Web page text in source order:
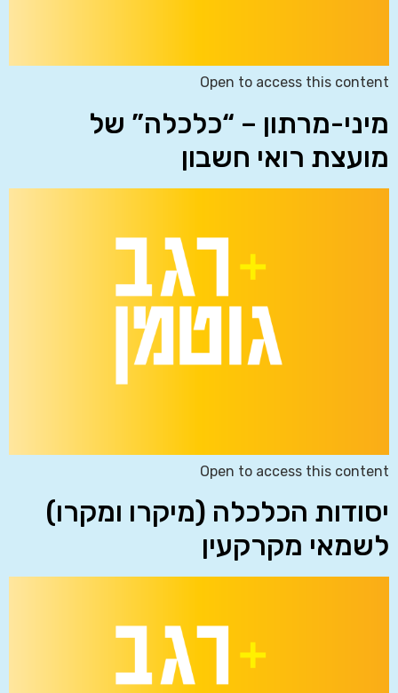
Open to access this content
מיני-מרתון – “כלכלה” של
מועצת רואי חשבון
Open to access this content
יסודות הכלכלה (מיקרו ומקרו)
לשמאי מקרקעין